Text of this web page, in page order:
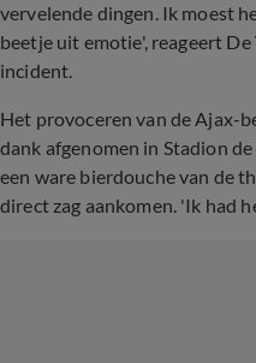
vervelende dingen. Ik moest
beetje uit emotie', reageert
incident.
Het provoceren van de Ajax-
dank afgenomen in Stadion
een ware bierdouche van de
direct zag aankomen. 'Ik had